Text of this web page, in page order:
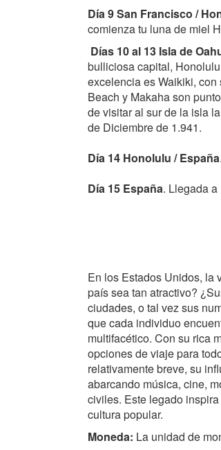
Día 9 San Francisco /
comienza tu luna de miel
Días 10 al 13 Isla de
bulliciosa capital,
excelencia es Waikiki,
Beach y Makaha son
de visitar al sur de la isla
de Diciembre de 1.941.
Día 14 Honolulu / España
Día 15 España. Llegada
En los Estados Unidos, la
país sea tan atractivo?
ciudades, o tal vez sus
que cada individuo
multifacético. Con su rica
opciones de viaje para
relativamente breve, su
abarcando música, cine,
civiles. Este legado
cultura popular.
Moneda: La unidad de